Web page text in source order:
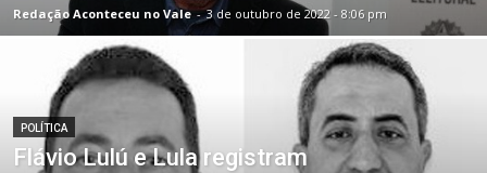
Redação Aconteceu no Vale - 3 de outubro de 2022 - 8:06 pm
POLÍTICA
Flávio Lulú e Lula registram